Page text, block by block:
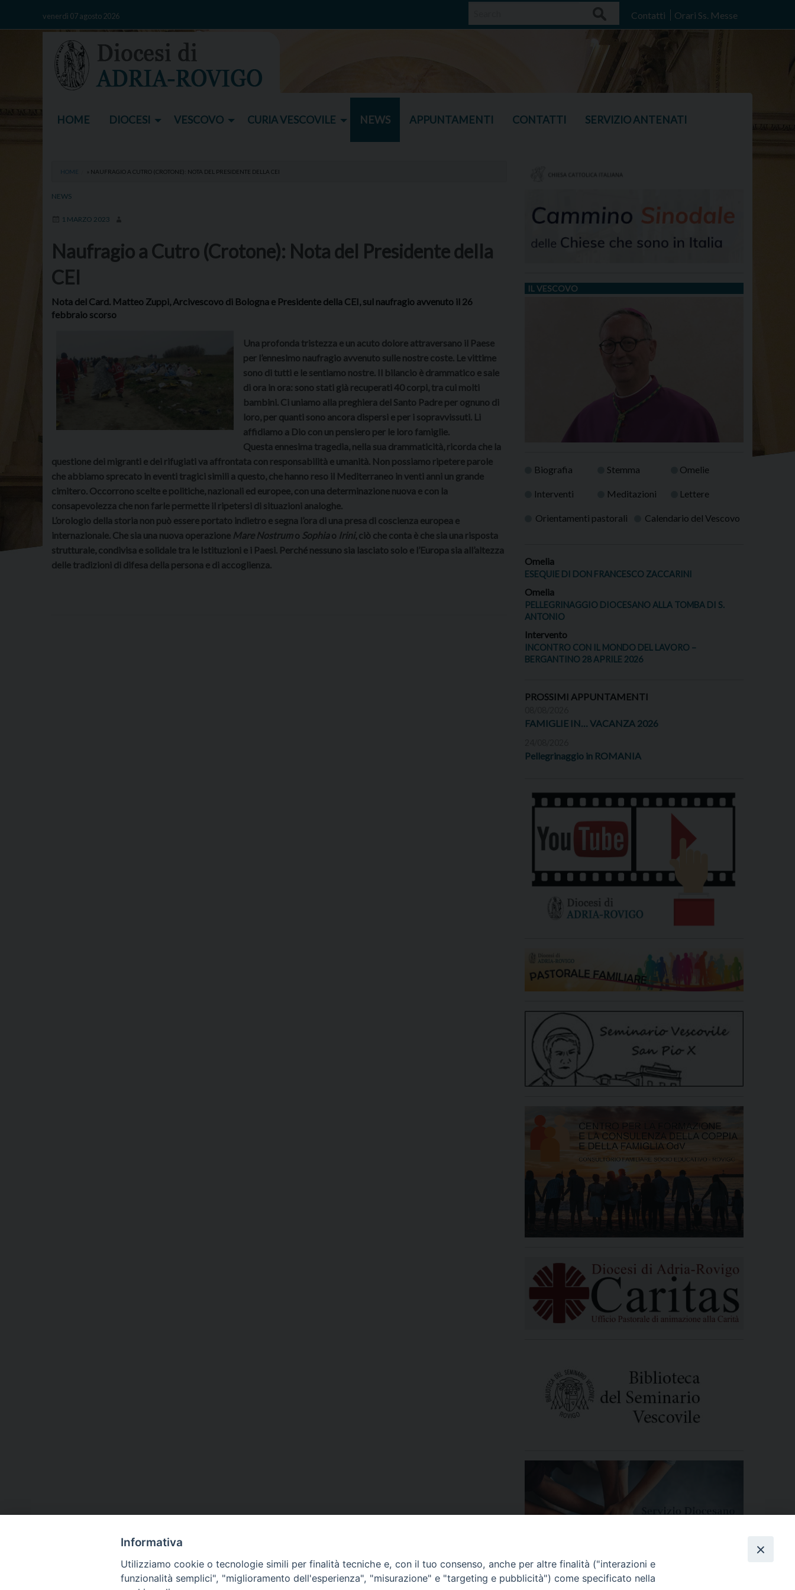
venerdì 07 agosto 2026 Contatti Orari Ss. Messe
HOME DIOCESI VESCOVO CURIA VESCOVILE NEWS APPUNTAMENTI CONTATTI SERVIZIO ANTENATI
HOME » NAUFRAGIO A CUTRO (CROTONE): NOTA DEL PRESIDENTE DELLA CEI
NEWS
1 MARZO 2023
Naufragio a Cutro (Crotone): Nota del Presidente della
CEI
Nota del Card. Matteo Zuppi, Arcivescovo di Bologna e Presidente della CEI, sul naufragio avvenuto il 26
febbraio scorso
Una profonda tristezza e un acuto dolore attraversano il Paese
per l’ennesimo naufragio avvenuto sulle nostre coste. Le vittime
sono di tutti e le sentiamo nostre. Il bilancio è drammatico e sale
di ora in ora: sono stati già recuperati 40 corpi, tra cui molti
bambini. Ci uniamo alla preghiera del Santo Padre per ognuno di
loro, per quanti sono ancora dispersi e per i sopravvissuti. Li
affidiamo a Dio con un pensiero per le loro famiglie.
Questa ennesima tragedia, nella sua drammaticità, ricorda che la
questione dei migranti e dei rifugiati va affrontata con responsabilità e umanità. Non possiamo ripetere parole
che abbiamo sprecato in eventi tragici simili a questo, che hanno reso il Mediterraneo in venti anni un grande
cimitero. Occorrono scelte e politiche, nazionali ed europee, con una determinazione nuova e con la
consapevolezza che non farle permette il ripetersi di situazioni analoghe.
L’orologio della storia non può essere portato indietro e segna l’ora di una presa di coscienza europea e
internazionale. Che sia una nuova operazione Mare Nostrumo Sophiao Irini, ciò che conta è che sia una risposta
strutturale, condivisa e solidale tra le Istituzioni e i Paesi. Perché nessuno sia lasciato solo e l’Europa sia all’altezza
delle tradizioni di difesa della persona e di accoglienza.
IL VESCOVO
Biografia Stemma Omelie
Interventi Meditazioni Lettere
Orientamenti pastorali Calendario del Vescovo
Omelia
ESEQUIE DI DON FRANCESCO ZACCARINI
Omelia
PELLEGRINAGGIO DIOCESANO ALLA TOMBA DI S.
ANTONIO
Intervento
INCONTRO CON IL MONDO DEL LAVORO –
BERGANTINO 28 APRILE 2026
PROSSIMI APPUNTAMENTI
FAMIGLIE IN… VACANZA 2026
Pellegrinaggio in ROMANIA
Informativa
Utilizziamo cookie o tecnologie simili per finalità tecniche e, con il tuo consenso, anche per altre finalità ("interazioni e
funzionalità semplici", "miglioramento dell'esperienza", "misurazione" e "targeting e pubblicità") come specificato nella